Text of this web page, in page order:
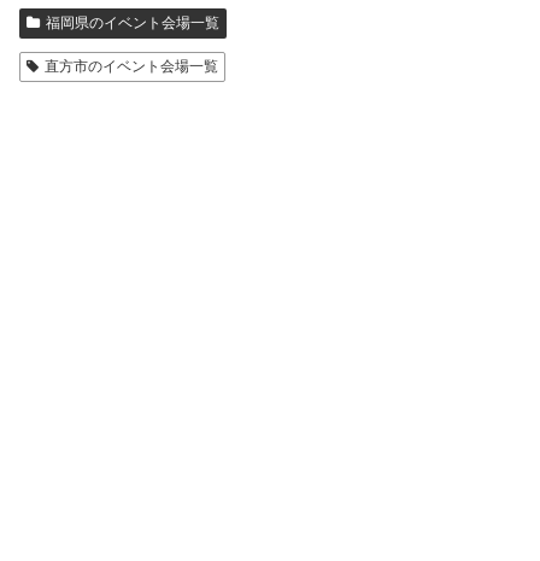
福岡県のイベント会場一覧
直方市のイベント会場一覧